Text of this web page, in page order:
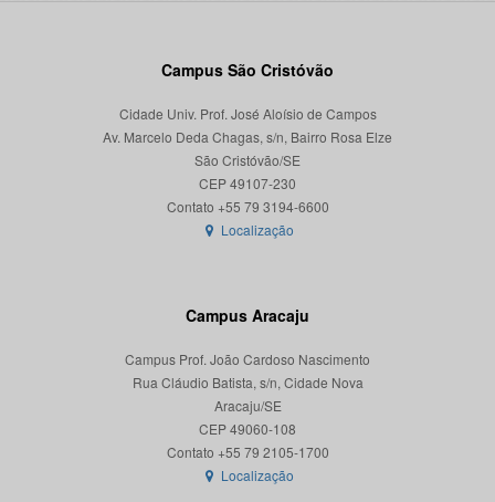
Campus São Cristóvão
Cidade Univ. Prof. José Aloísio de Campos
Av. Marcelo Deda Chagas, s/n, Bairro Rosa Elze
São Cristóvão/SE
CEP 49107-230
Localização
Campus Aracaju
Campus Prof. João Cardoso Nascimento
Rua Cláudio Batista, s/n, Cidade Nova
Aracaju/SE
CEP 49060-108
Localização